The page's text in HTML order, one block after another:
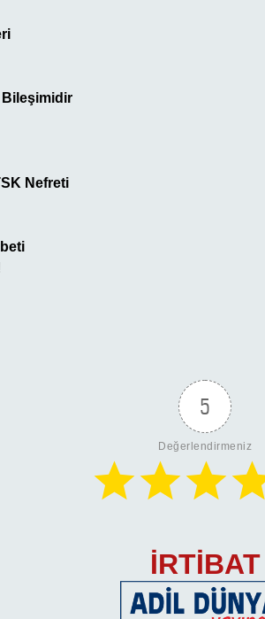
Bileşimidir
Nefreti
5
Değerlendirmeniz
İRTİBAT